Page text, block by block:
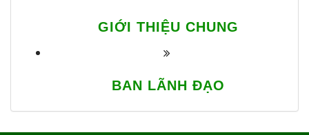
GIỚI THIỆU CHUNG
BAN LÃNH ĐẠO